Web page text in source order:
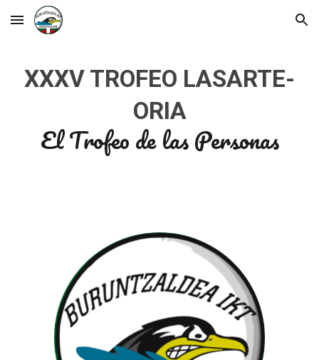
Skip to main content Skip to navigation
XXXV TROFEO LASARTE-
ORIA
El Trofeo de las Personas